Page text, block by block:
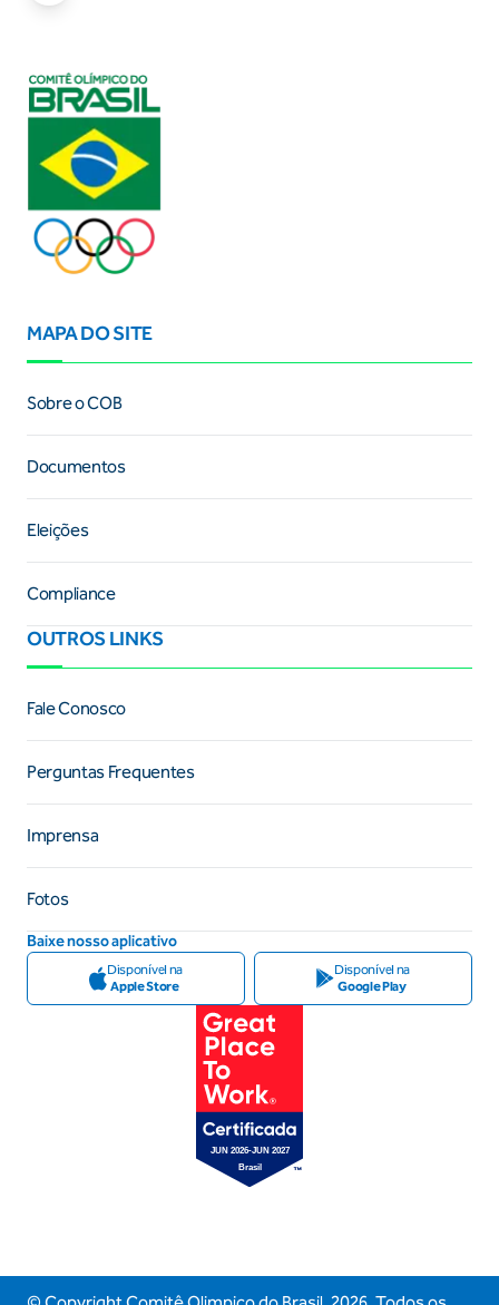
MAPA DO SITE
Sobre o COB
Documentos
Eleições
Compliance
OUTROS LINKS
Fale Conosco
Perguntas Frequentes
Imprensa
Fotos
Baixe nosso aplicativo
Disponível na
Apple Store
Disponível na
Google Play